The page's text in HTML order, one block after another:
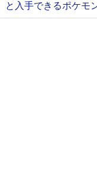
と入手できるポケモ